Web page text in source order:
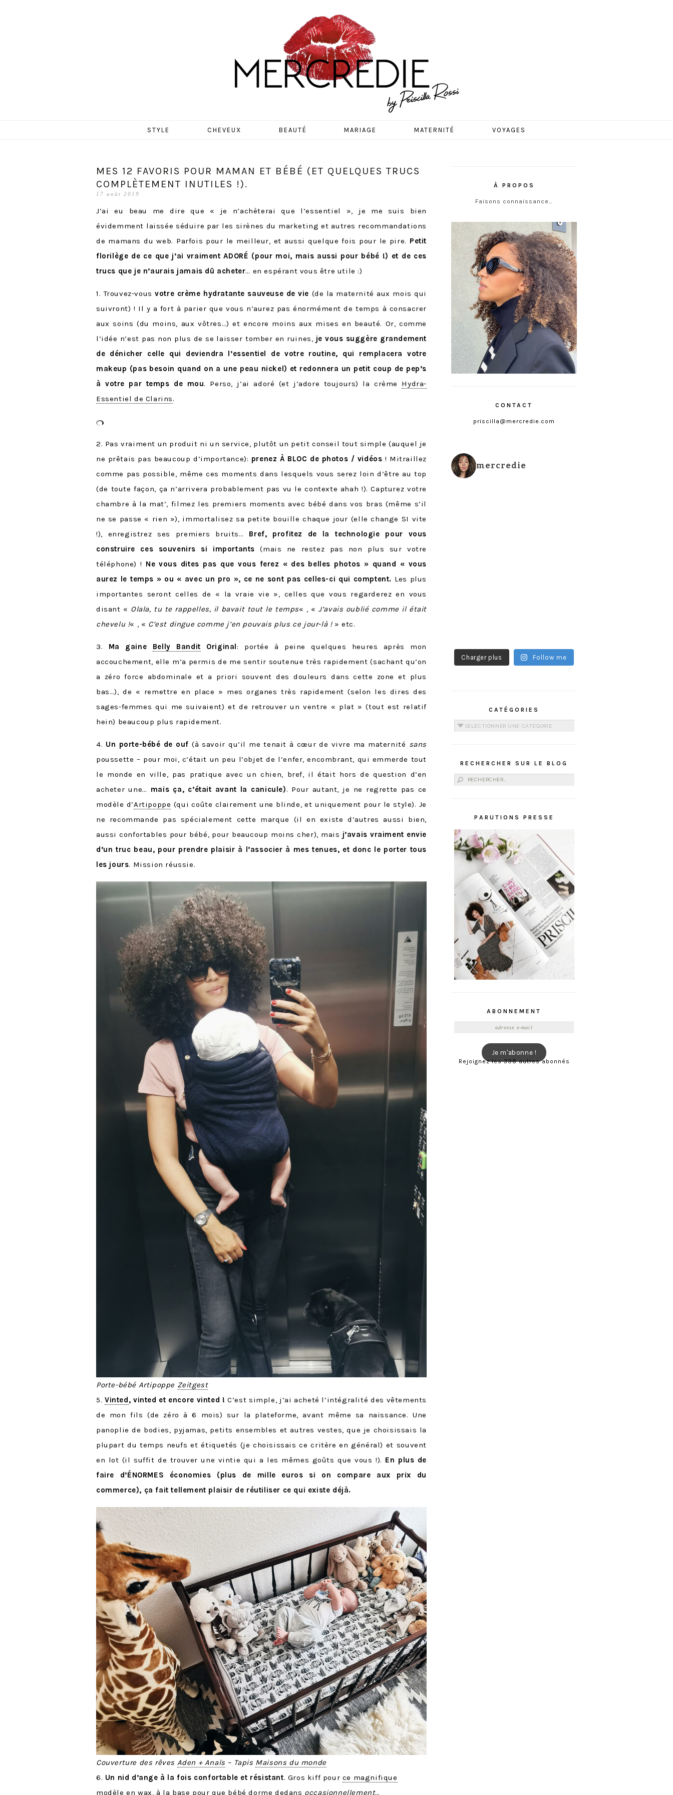
MERCREDIE
STYLE CHEVEUX BEAUTÉ MARIAGE MATERNITÉ VOYAGES
MES 12 FAVORIS POUR MAMAN ET BÉBÉ (ET QUELQUES TRUCS
COMPLÈTEMENT INUTILES !).
17 août 2019
J’ai eu beau me dire que « je n’achèterai que l’essentiel », je me suis bien
évidemment laissée séduire par les sirènes du marketing et autres recommandations
de mamans du web. Parfois pour le meilleur, et aussi quelque fois pour le pire. Petit
florilège de ce que j’ai vraiment ADORÉ (pour moi, mais aussi pour bébé !) et de ces
trucs que je n’aurais jamais dû acheter… en espérant vous être utile :)
1. Trouvez-vousvotre crème hydratante sauveuse de vie (de la maternité aux mois qui
suivront) ! Il y a fort à parier que vous n’aurez pas énormément de temps à consacrer
aux soins (du moins, aux vôtres…) et encore moins aux mises en beauté. Or, comme
l’idée n’est pas non plus de se laisser tomber en ruines, je vous suggère grandement
de dénicher celle qui deviendra l’essentiel de votre routine, qui remplacera votre
makeup (pas besoin quand on a une peau nickel) et redonnera un petit coup de pep’s
à votre par temps de mou. Perso, j’ai adoré (et j’adore toujours) la crème Hydra-
Essentiel de Clarins.
2. Pas vraiment un produit ni un service, plutôt un petit conseil tout simple (auquel je
ne prêtais pas beaucoup d’importance): prenez À BLOC de photos / vidéos ! Mitraillez
comme pas possible, même ces moments dans lesquels vous serez loin d’être au top
(de toute façon, ça n’arrivera probablement pas vu le contexte ahah !). Capturez votre
chambre à la mat’, filmez les premiers moments avec bébé dans vos bras (même s’il
ne se passe « rien »), immortalisez sa petite bouille chaque jour (elle change SI vite
!), enregistrez ses premiers bruits… Bref, profitez de la technologie pour vous
construire ces souvenirs si importants (mais ne restez pas non plus sur votre
téléphone) ! Ne vous dites pas que vous ferez « des belles photos » quand « vous
aurez le temps » ou « avec un pro », ce ne sont pas celles-ci qui comptent. Les plus
importantes seront celles de « la vraie vie », celles que vous regarderez en vous
disant « Olala, tu te rappelles, il bavait tout le temps« , «J’avais oublié comme il était
chevelu !« , « C’est dingue comme j’en pouvais plus ce jour-là !» etc.
3. Ma gaine Belly Bandit Original: portée à peine quelques heures après mon
accouchement, elle m’a permis de me sentir soutenue très rapidement (sachant qu’on
a zéro force abdominale et a priori souvent des douleurs dans cette zone et plus
bas…), de « remettre en place » mes organes très rapidement (selon les dires des
sages-femmes qui me suivaient) et de retrouver un ventre « plat » (tout est relatif
hein) beaucoup plus rapidement.
4. Un porte-bébé de ouf (à savoir qu’il me tenait à cœur de vivre ma maternité sans
poussette – pour moi, c’était un peu l’objet de l’enfer, encombrant, qui emmerde tout
le monde en ville, pas pratique avec un chien, bref, il était hors de question d’en
acheter une… mais ça, c’était avant la canicule). Pour autant, je ne regrette pas ce
modèle d’Artipoppe (qui coûte clairement une blinde, et uniquement pour le style). Je
ne recommande pas spécialement cette marque (il en existe d’autres aussi bien,
aussi confortables pour bébé, pour beaucoup moins cher), mais j’avais vraiment envie
d’un truc beau, pour prendre plaisir à l’associer à mes tenues, et donc le porter tous
les jours. Mission réussie.
Porte-bébé Artipoppe Zeitgest
5. Vinted, vinted et encore vinted !C’est simple, j’ai acheté l’intégralité des vêtements
de mon fils (de zéro à 6 mois) sur la plateforme, avant même sa naissance. Une
panoplie de bodies, pyjamas, petits ensembles et autres vestes, que je choisissais la
plupart du temps neufs et étiquetés (je choisissais ce critère en général) et souvent
en lot (il suffit de trouver une vintie qui a les mêmes goûts que vous !). En plus de
faire d’ÉNORMES économies (plus de mille euros si on compare aux prix du
commerce), ça fait tellement plaisir de réutiliser ce qui existe déjà.
Couverture des rêves Aden + Anaïs – Tapis Maisons du monde
6. Un nid d’ange à la fois confortable et résistant. Gros kiff pour ce magnifique
modèle en wax, à la base pour que bébé dorme dedans occasionnellement…
À PROPOS
Faisons connaissance…
CONTACT
priscilla@mercredie.com
mercredie
Charger plus Follow me
CATÉGORIES
Catégories
RECHERCHER SUR LE BLOG
Rechercher :
PARUTIONS PRESSE
ABONNEMENT
Je m'abonne !
Rejoignez les 398 autres abonnés